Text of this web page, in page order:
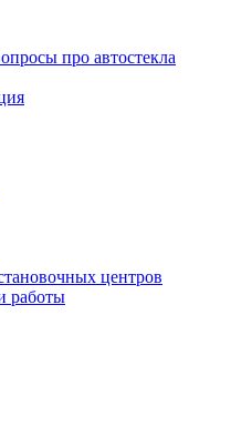
про автостекла
центров
работы